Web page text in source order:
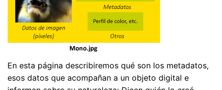
En esta página describiremos qué son los metadatos,
esos datos que acompañan a un objeto digital e